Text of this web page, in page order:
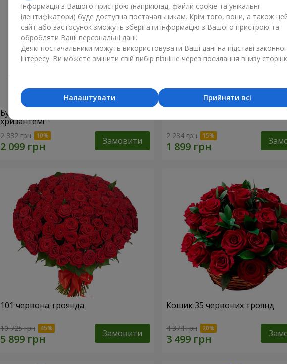
Букет"15 різнокольорових
хризантем!"
2 332 грн Замовити 2 234 грн
101 червона троянда
10 725 грн Замовити
Кошик 35 червоних троянд
4 374 грн
Інформація з Вашого пристрою (наприклад, файли cookie та унікальні
ідентифікатори) буде доступна постачальникам. Крім того, вони, а також
сайт або застосунок зможуть зберігати інформацію з Вашого пристрою та
обробляти Ваші персональні дані.
Деякі постачальники можуть використовувати Ваші дані на підставі
інтересу. Ви можете змінити свій вибір пізніше через посилання внизу
Прийняти всі
Налаштувати